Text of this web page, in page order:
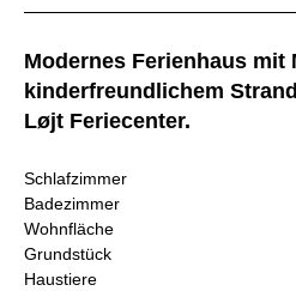
Modernes Ferienhaus mit
kinderfreundlichem
Løjt Feriecenter.
Schlafzimmer
Badezimmer
Wohnfläche
Grundstück
Haustiere